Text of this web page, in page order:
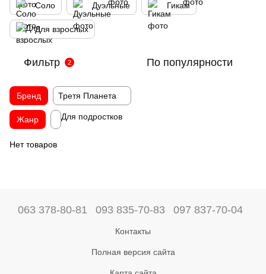
Соло Дуэльные Гикам
Для взрослых
Фильтр 2 По популярности
Бренд Третя Планета
Жанр Для подростков
Нет товаров
063 378-80-81 093 835-70-83 097 837-70-04
Контакты
Полная версия сайта